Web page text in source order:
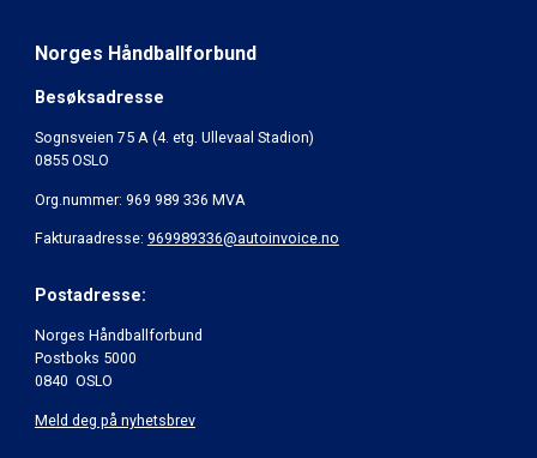
Norges Håndballforbund
Besøksadresse
Sognsveien 75 A (4. etg. Ullevaal Stadion)
0855 OSLO
Org.nummer: 969 989 336 MVA
Fakturaadresse: 969989336@autoinvoice.no
Postadresse:
Norges Håndballforbund
Postboks 5000
0840 OSLO
Meld deg på nyhetsbrev